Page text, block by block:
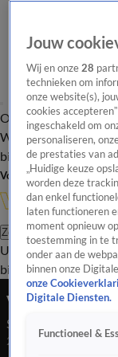
Overzicht Onze
Wandelgangen
bijwonenPodcast
Volg Vandaag Inside
Zoeken
Uitzendingen
bijwonen
Veronica
Seizoen 2018,
20 mei 2019, 20:30
Jouw
Wij en onze28
technieken om
onze website(s),
cookies
ingeschakeld om
personaliseren,
de prestaties van
„Huidige keuze
worden deze
dan enkel
laten functioneren
moment opnieuw
toestemming in te
onder aan de
binnen onze
onze
Digitale Diensten.
Functioneel &